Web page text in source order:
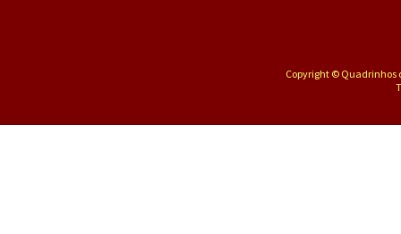
Copyright © Quadrinhos